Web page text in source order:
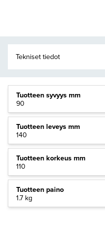
Tuotteen syvyys mm
90
Tuotteen leveys mm
140
Tuotteen korkeus mm
110
Tuotteen paino
1.7 kg